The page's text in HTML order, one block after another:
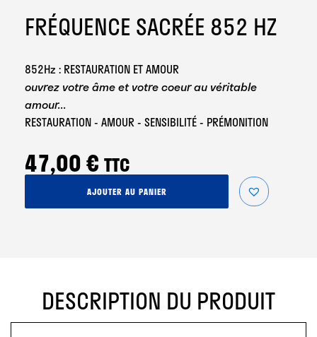
FRÉQUENCE SACRÉE 852 HZ
852Hz : RESTAURATION ET AMOUR
ouvrez votre âme et votre coeur au véritable
amour...
RESTAURATION - AMOUR - SENSIBILITÉ - PRÉMONITION
47,00€ TTC
AJOUTER AU PANIER
DESCRIPTION DU PRODUIT